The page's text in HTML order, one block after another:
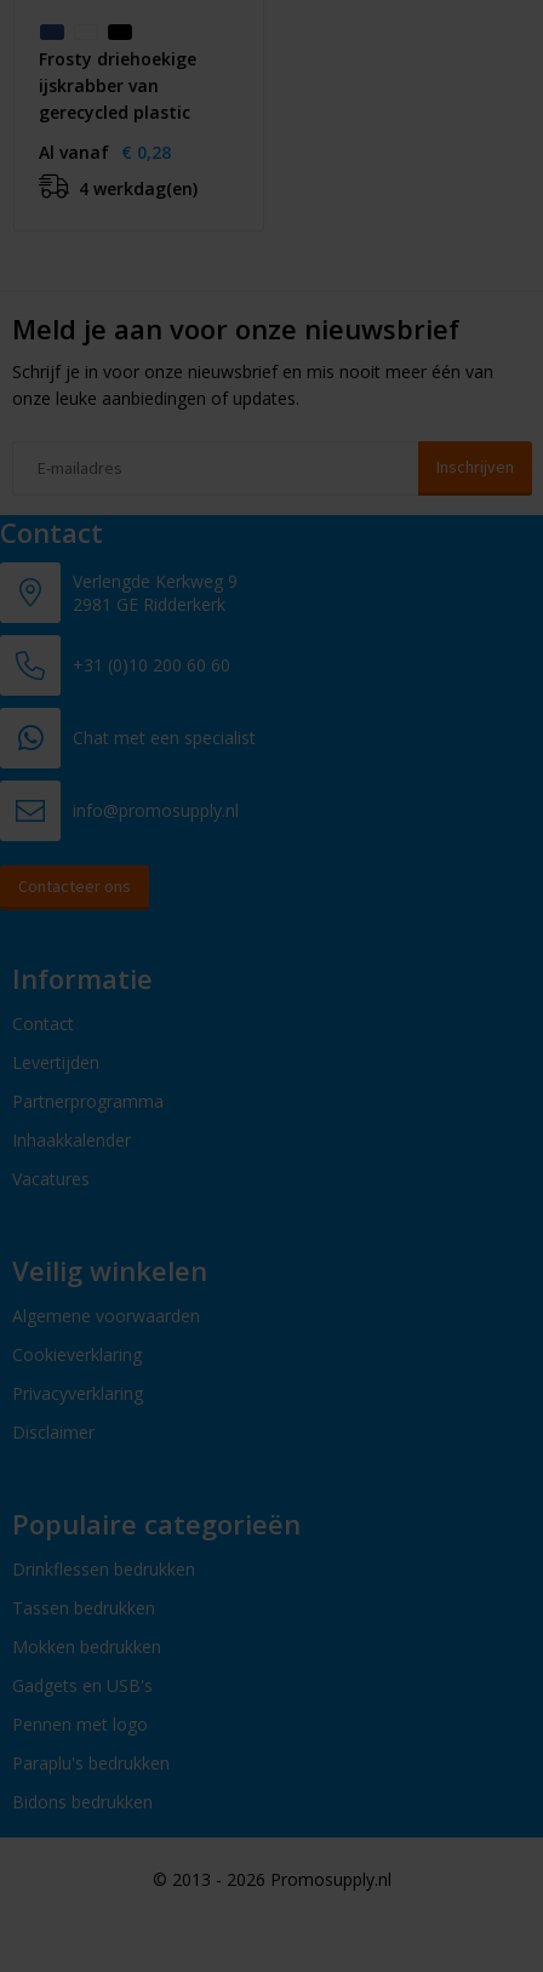
Frosty driehoekige
ijskrabber van
gerecycled plastic
Al vanaf € 0,28
4 werkdag(en)
Meld je aan voor onze nieuwsbrief
Schrijf je in voor onze nieuwsbrief en mis nooit meer één van
onze leuke aanbiedingen of updates.
Contact
Verlengde Kerkweg 9
2981 GE Ridderkerk
+31 (0)10 200 60 60
Chat met een specialist
info@promosupply.nl
Contacteer ons
Informatie
Contact
Levertijden
Partnerprogramma
Inhaakkalender
Vacatures
Veilig winkelen
Algemene voorwaarden
Cookieverklaring
Privacyverklaring
Disclaimer
Populaire categorieën
Drinkflessen bedrukken
Tassen bedrukken
Mokken bedrukken
Gadgets en USB's
Pennen met logo
Paraplu's bedrukken
Bidons bedrukken
© 2013 - 2026 Promosupply.nl